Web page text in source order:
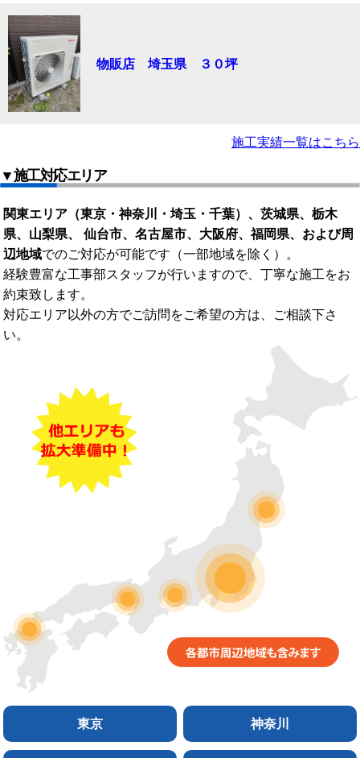
物販店 埼玉県 ３０坪
施工実績一覧はこちら
▼施工対応エリア
関東エリア（東京・神奈川・埼玉・千葉）、茨城県、栃木
県、山梨県、 仙台市、名古屋市、大阪府、福岡県、および周
辺地域でのご対応が可能です（一部地域を除く）。
経験豊富な工事部スタッフが行いますので、丁寧な施工をお
約束致します。
対応エリア以外の方でご訪問をご希望の方は、ご相談下さ
い。
東京 神奈川